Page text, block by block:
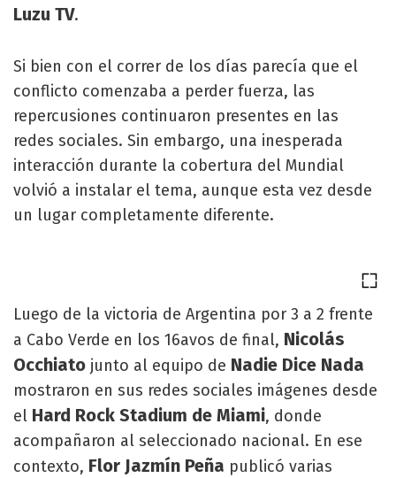
Luzu TV.
Si bien con el correr de los días parecía que el
conflicto comenzaba a perder fuerza, las
repercusiones continuaron presentes en las
redes sociales. Sin embargo, una inesperada
interacción durante la cobertura del Mundial
volvió a instalar el tema, aunque esta vez desde
un lugar completamente diferente.
Luego de la victoria de Argentina por 3 a 2 frente
a Cabo Verde en los 16avos de final, Nicolás
Occhiato junto al equipo de Nadie Dice Nada
mostraron en sus redes sociales imágenes desde
el Hard Rock Stadium de Miami, donde
acompañaron al seleccionado nacional. En ese
contexto, Flor Jazmín Peña publicó varias